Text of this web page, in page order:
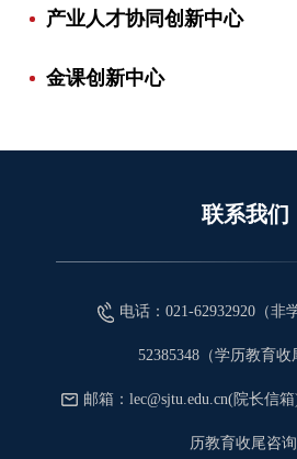
产业人才协同创新中心
金课创新中心
联系我们
电话：021-62932920（非
52385348（学历教育收
邮箱：lec@sjtu.edu.cn(院长信
历教育收尾咨